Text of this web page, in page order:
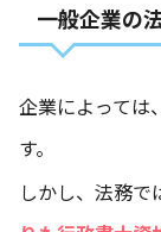
一般企業の
企業によっては
す。
しかし、法務で